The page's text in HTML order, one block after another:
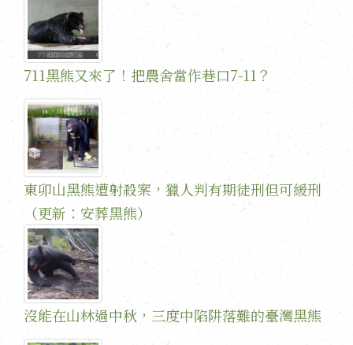
711黑熊又來了！把農舍當作巷口7-11？
東卯山黑熊遭射殺案，獵人判有期徒刑但可緩刑
（更新：安葬黑熊）
沒能在山林過中秋，三度中陷阱落難的臺灣黑熊